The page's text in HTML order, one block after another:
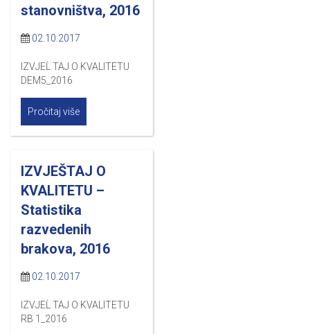
stanovništva, 2016
02.10.2017
IZVJEĹ TAJ O KVALITETU
DEM5_2016
Pročitaj više
IZVJEŠTAJ O
KVALITETU –
Statistika
razvedenih
brakova, 2016
02.10.2017
IZVJEĹ TAJ O KVALITETU
RB 1_2016